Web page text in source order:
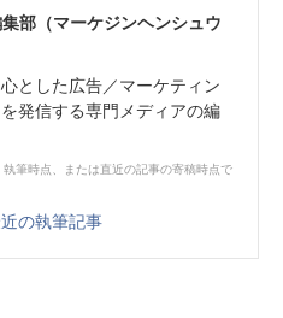
部（マーケジンヘンシュウ
とした広告／マーケティン
発信する専門メディアの編
筆時点、または直近の記事の寄稿時点で
の執筆記事